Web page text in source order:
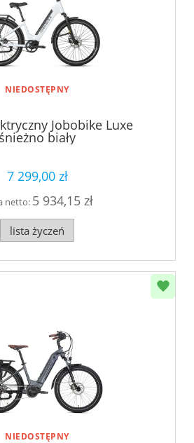
NIEDOSTĘPNY
Jobobike Luxe
śnieżno biały
7 299,00 zł
netto: 5 934,15 zł
lista życzeń
NIEDOSTĘPNY